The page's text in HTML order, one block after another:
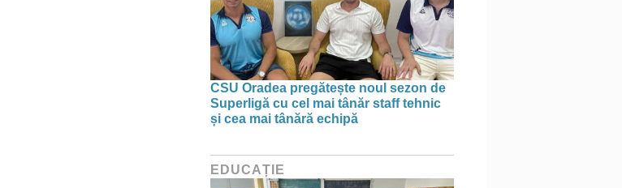
CSU Oradea pregătește noul sezon de
Superligă cu cel mai tânăr staff tehnic
și cea mai tânără echipă
EDUCAȚIE